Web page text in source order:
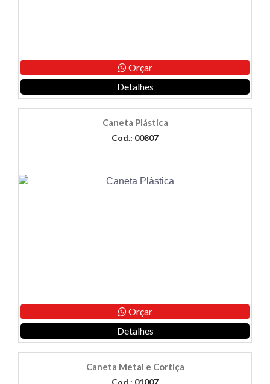
Orçar
Detalhes
Caneta Plástica
Cod.: 00807
Orçar
Detalhes
Caneta Metal e Cortiça
Cod.: 01007